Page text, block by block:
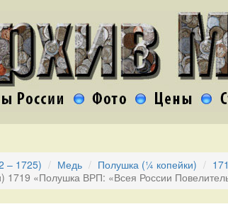
– 1725) Медь Полушка (¼ копейки)
1719 «Полушка ВРП: «Всея России